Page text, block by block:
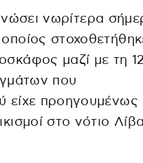
νωρίτερα
μαζί με τη
που
είχε προηγουμένως
στο νότιο